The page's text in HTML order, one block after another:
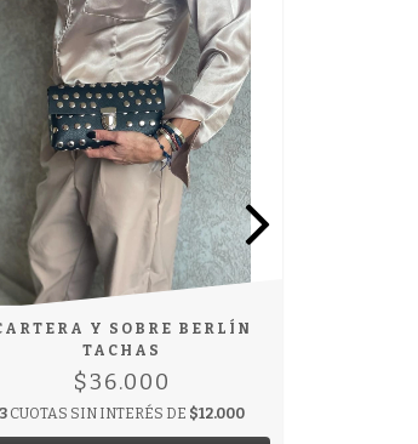
Y SOBRE BERLÍN
TACHAS
$36.000
3 CUOTAS SIN INTERÉS DE $12.000